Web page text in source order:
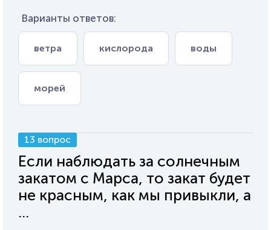
Варианты ответов:
ветра кислорода воды
морей
13 вопрос
Если наблюдать за солнечным
закатом с Марса, то закат будет
не красным, как мы привыкли, а
...